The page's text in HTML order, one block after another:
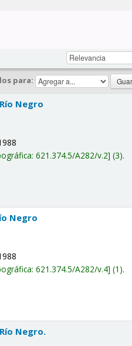
para:
Río Negro
621.374.5/A282/v.2 (3).
Negro
621.374.5/A282/v.4 (1).
Río Negro.